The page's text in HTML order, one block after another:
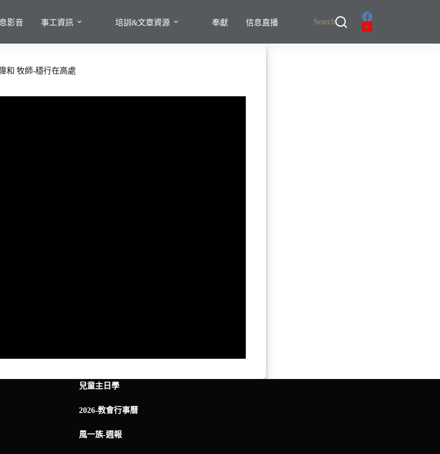
影音 事工資訊 培訓&文章資源 奉獻 信息直播 Search
和 牧師-穩行在高處
兒童主日學
2026-教會行事曆
風一族-週報